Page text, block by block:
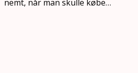
nemt, når man skulle købe…